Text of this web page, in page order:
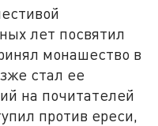
лет посвятил
монашество в
стал ее
на почитателей
против ереси,